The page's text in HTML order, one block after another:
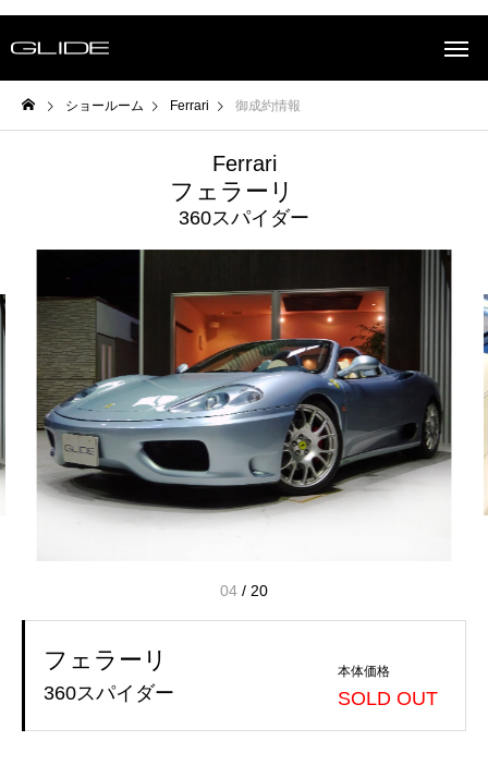
ショールーム Ferrari 御成約情報
Ferrari
フェラーリ
360スパイダー
04 / 20
フェラーリ
360スパイダー
本体価格
SOLD OUT